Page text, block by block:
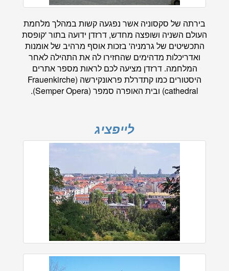
בירתה של סקסוניה אשר נפגעה קשות במהלך מלחמת
העולם השניה ושופצה מחדש, דרזדן ידועה בתור 'קופסת
התכשיטים של גרמניה' בזכות אוסף מרהיב של אומנות
ואדריכלות מדהימים שהחזירו לה את התהילה לאחר
המלחמה. דרזדן מציעה לכם לראות מספר אתרים
היסטורים כמו קתדרלת פראונקירשה (Frauenkirche
cathedral) ובית האופרה סמפר (Semper Opera).
לייפציג